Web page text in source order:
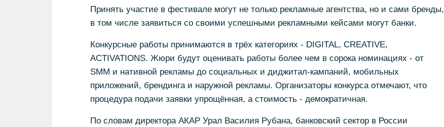
Принять участие в фестивале могут не только рекламные агентства, но и сами бренды,
в том числе заявиться со своими успешными рекламными кейсами могут банки.
Конкурсные работы принимаются в трёх категориях - DIGITAL, CREATIVE,
ACTIVATIONS. Жюри будут оценивать работы более чем в сорока номинациях - от
SMM и нативной рекламы до социальных и диджитал-кампаний, мобильных
приложений, брендинга и наружной рекламы. Организаторы конкурса отмечают, что
процедура подачи заявки упрощённая, а стоимость - демократичная.
По словам директора АКАР Урал Василия Рубана, банковский сектор в России